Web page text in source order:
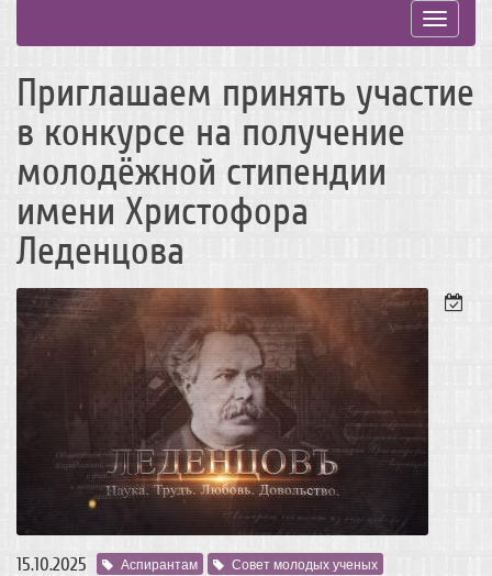
Toggle
Приглашаем принять участие
в конкурсе на получение
молодёжной стипендии
имени Христофора
Леденцова
15.10.2025 Аспирантам
Совет молодых ученых